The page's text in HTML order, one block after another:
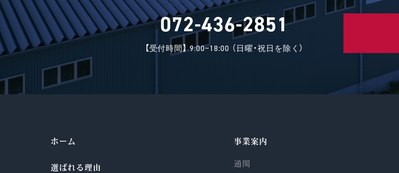
072-436-2851
【受付時間】 9:00~18:00 （日曜・祝日を除く）
ホーム
選ばれる理由
事業案内
通関